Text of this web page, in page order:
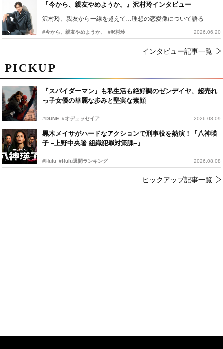
PICKUP
『スパイダーマン』も私生活も絶好調のゼンデイヤ、超売れ
っ子女優の華麗な歩みと堅実な素顔
#DUNE #オデュッセイア 2026.08.09
黒木メイサがハードなアクションで刑事役を熱演！『八神瑛
子 –上野中央署 組織犯罪対策課–』
#Hulu #Hulu週間ランキング 2026.08.08
ピックアップ記事一覧
『今から、親友やめようか。』沢村玲インタビュー
沢村玲、親友から一線を越えて…理想の恋愛像について語る
#今から、親友やめようか。 #沢村玲 2026.06.20
インタビュー記事一覧